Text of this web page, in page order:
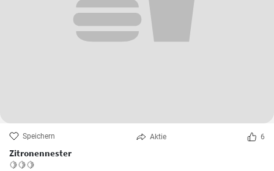
Speichern Aktie 6
Zitronennester
🍋🍋🍋